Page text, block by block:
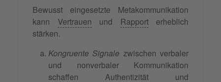
Bewusst eingesetzte Metakommunikation
kann Vertrauen und Rapporterheblich
stärken.
Kongruente Signale zwischen verbaler
und nonverbaler Kommunikation
schaffen Authentizität und